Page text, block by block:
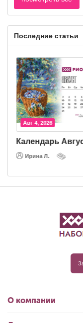
Последние статьи
Авг 4, 2026
Календарь
Ирина Л.
О компании